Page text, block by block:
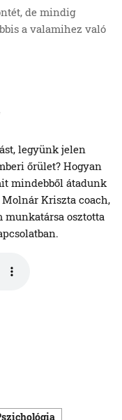
de mindig
a valamihez való
őrület? Hogyan
mindebből átadunk
Kriszta coach,
munkatársa osztotta